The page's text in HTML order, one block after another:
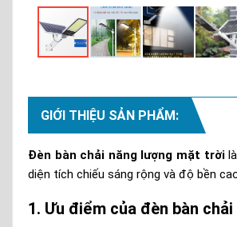
GIỚI THIỆU SẢN PHẨM:
Đèn bàn chải năng lượng mặt trời
diện tích chiếu sáng rộng và độ bền
Ưu điểm của đèn bàn